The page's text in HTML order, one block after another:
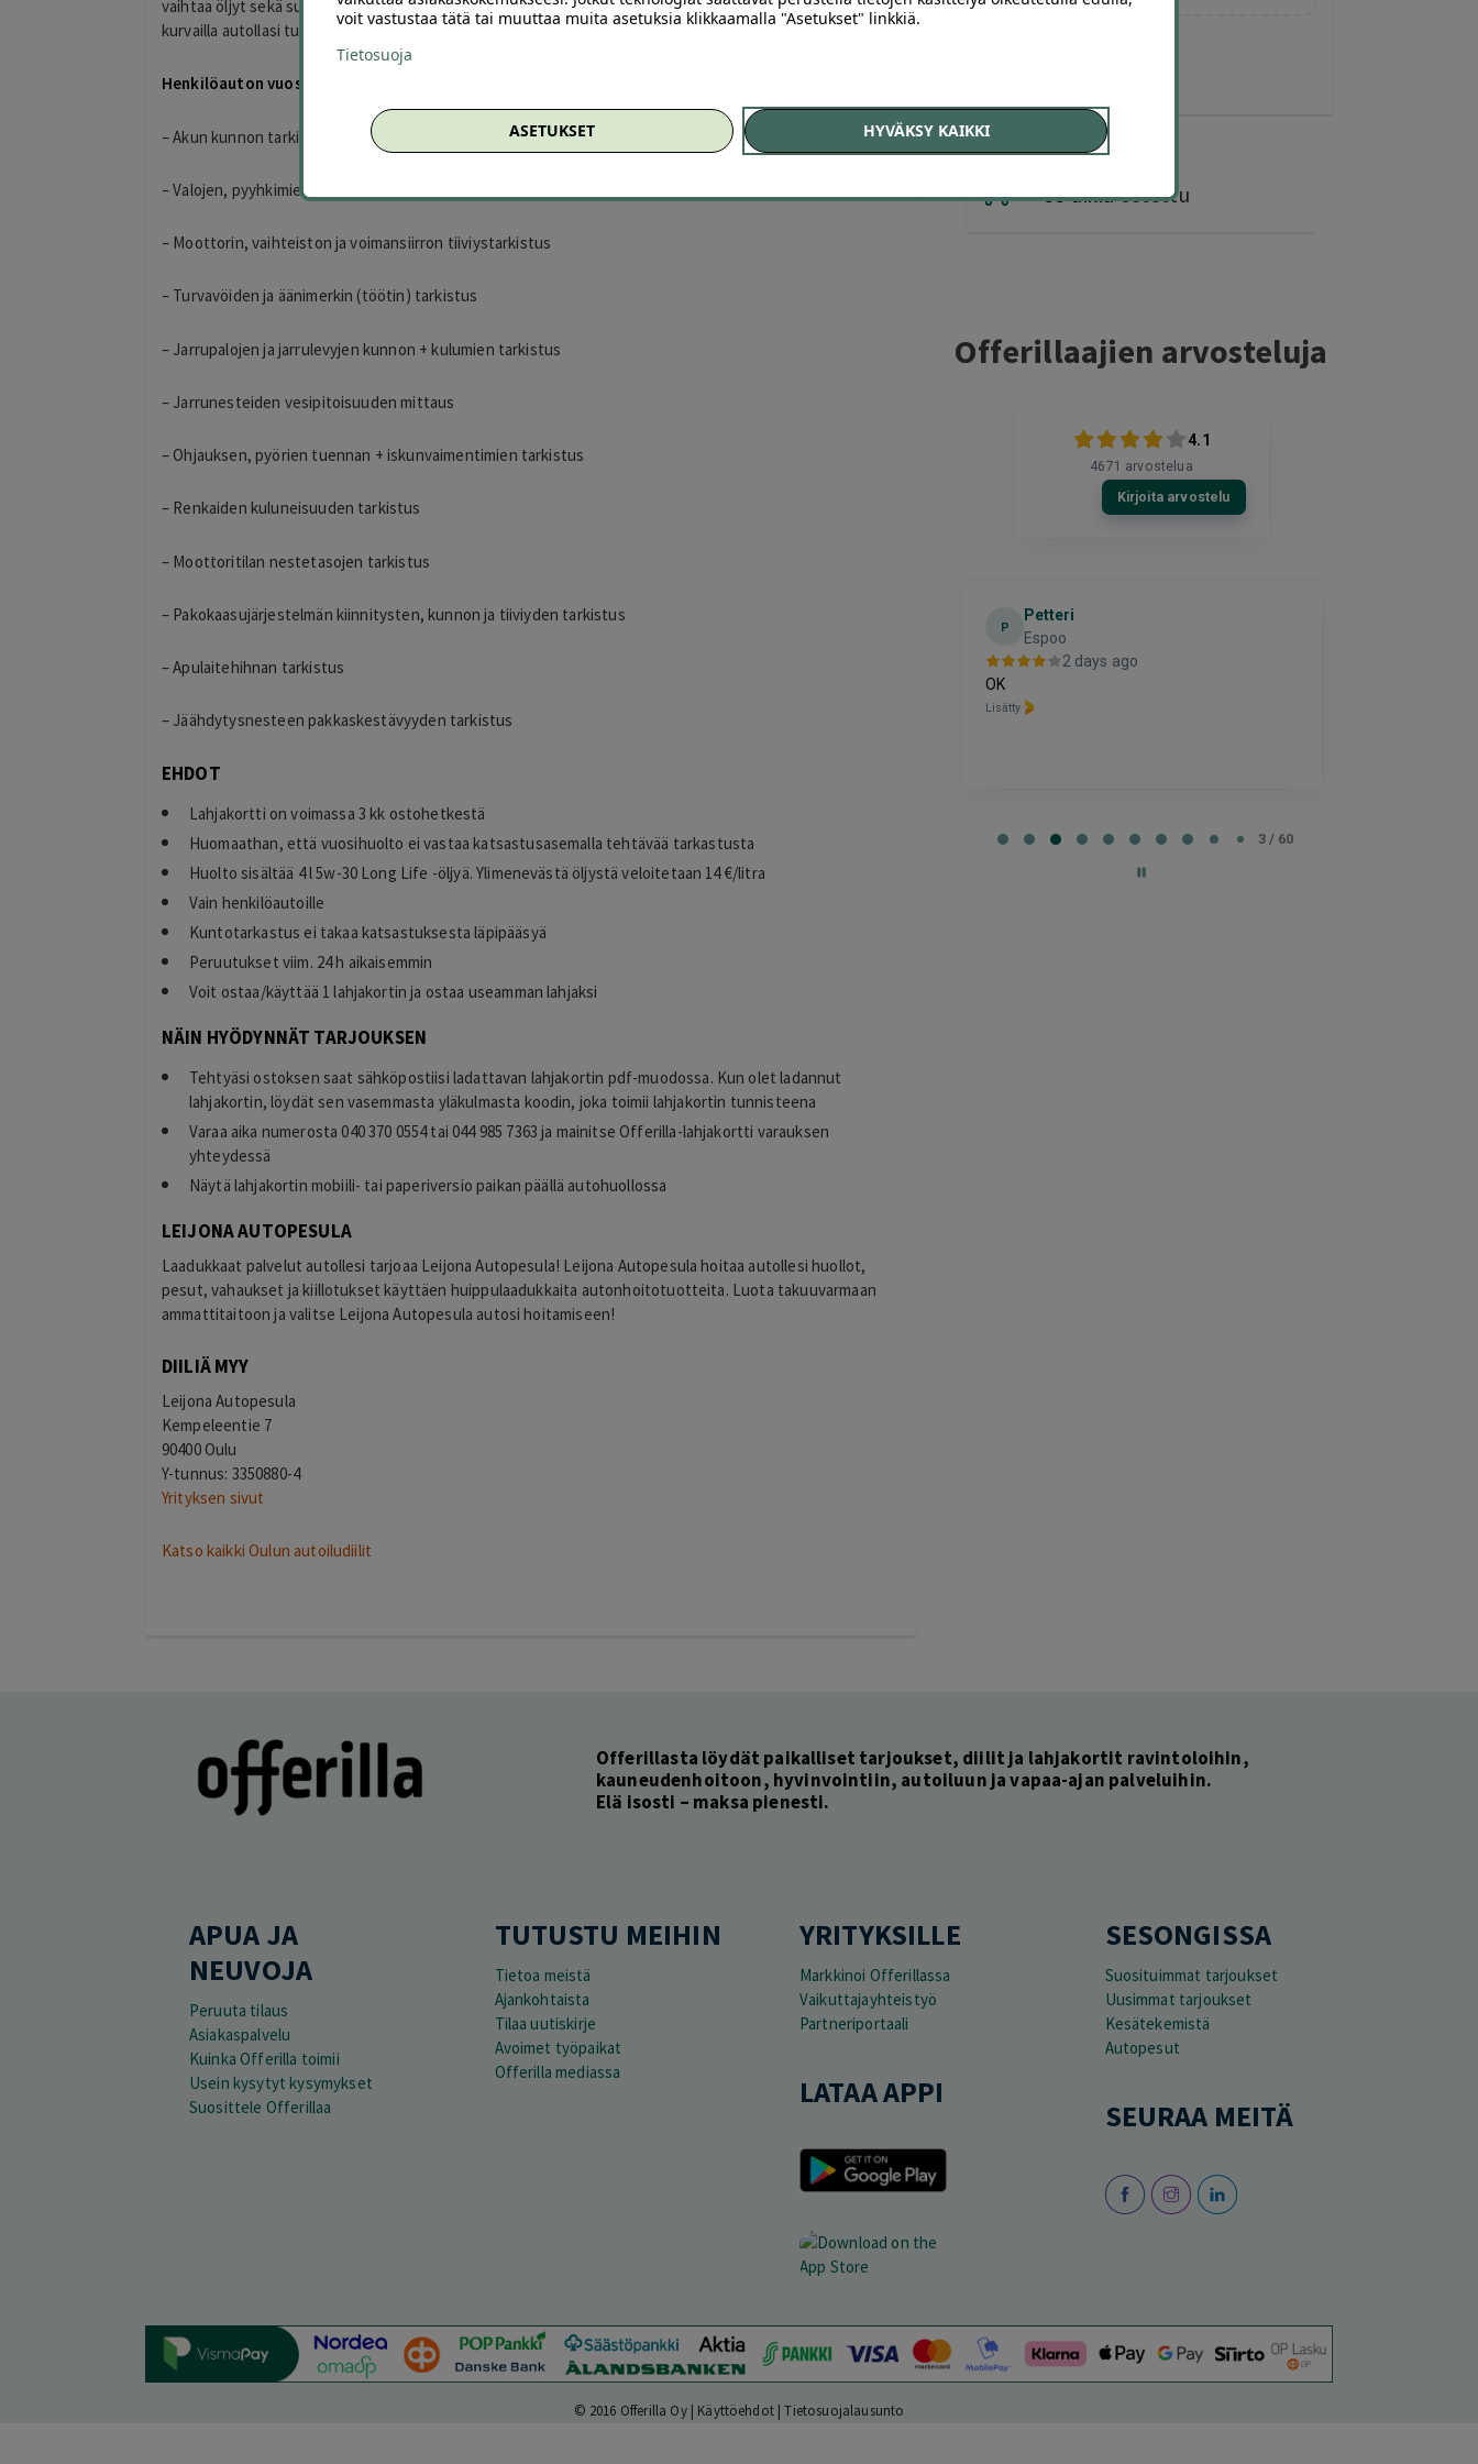
vaihtaa öljyt sekä suodattimen sekä tekee kuntotarkastuksen. Huoltotoimenpiteiden jälkeen voit
kurvailla autollasi turvallisin mielin.
Henkilöauton vuosihuolto ja kuntotarkastus sisältävät:
– Akun kunnon tarkistus
– Valojen, pyyhkimien, lasinnostimien ja pesimien tarkistus
– Moottorin, vaihteiston ja voimansiirron tiiviystarkistus
– Turvavöiden ja äänimerkin (töötin) tarkistus
– Jarrupalojen ja jarrulevyjen kunnon + kulumien tarkistus
– Jarrunesteiden vesipitoisuuden mittaus
– Ohjauksen, pyörien tuennan + iskunvaimentimien tarkistus
– Renkaiden kuluneisuuden tarkistus
– Moottoritilan nestetasojen tarkistus
– Pakokaasujärjestelmän kiinnitysten, kunnon ja tiiviyden tarkistus
– Apulaitehihnan tarkistus
– Jäähdytysnesteen pakkaskestävyyden tarkistus
EHDOT
Lahjakortti on voimassa 3 kk ostohetkestä
Huomaathan, että vuosihuolto ei vastaa katsastusasemalla tehtävää tarkastusta
Huolto sisältää 4 l 5w-30 Long Life -öljyä. Ylimenevästä öljystä veloitetaan 14 €/litra
Vain henkilöautoille
Kuntotarkastus ei takaa katsastuksesta läpipääsyä
Peruutukset viim. 24 h aikaisemmin
Voit ostaa/käyttää 1 lahjakortin ja ostaa useamman lahjaksi
NÄIN HYÖDYNNÄT TARJOUKSEN
Tehtyäsi ostoksen saat sähköpostiisi ladattavan lahjakortin pdf-muodossa. Kun olet ladannut
lahjakortin, löydät sen vasemmasta yläkulmasta koodin, joka toimii lahjakortin tunnisteena
Varaa aika numerosta 040 370 0554 tai 044 985 7363 ja mainitse Offerilla-lahjakortti varauksen
yhteydessä
Näytä lahjakortin mobiili- tai paperiversio paikan päällä autohuollossa
LEIJONA AUTOPESULA
Laadukkaat palvelut autollesi tarjoaa Leijona Autopesula! Leijona Autopesula hoitaa autollesi huollot,
pesut, vahaukset ja kiillotukset käyttäen huippulaadukkaita autonhoitotuotteita. Luota takuuvarmaan
ammattitaitoon ja valitse Leijona Autopesula autosi hoitamiseen!
DIILIÄ MYY
Leijona Autopesula
Kempeleentie 7
90400 Oulu
Y-tunnus: 3350880-4
Yrityksen sivut
Katso kaikki Oulun autoiludiilit
35 diiliäostettu
Offerillaajien arvosteluja
4.1
4671 arvostelua
Kirjoita arvostelu
EP
Eija Paukkuri
20 hours ago
käytetty.
K P
Petteri
Espoo
2 days ago
OK
Lisätty
3 / 60
Offerillasta löydät paikalliset tarjoukset, diilit ja lahjakortit ravintoloihin,
kauneudenhoitoon, hyvinvointiin, autoiluun ja vapaa-ajan palveluihin.
Elä isosti – maksa pienesti.
APUA JA
NEUVOJA
Peruuta tilaus
Asiakaspalvelu
Kuinka Offerilla toimii
Usein kysytyt kysymykset
Suosittele Offerillaa
TUTUSTU MEIHIN
Tietoa meistä
Ajankohtaista
Tilaa uutiskirje
Avoimet työpaikat
Offerilla mediassa
YRITYKSILLE
Markkinoi Offerillassa
Vaikuttajayhteistyö
Partneriportaali
LATAA APPI
SESONGISSA
Suosituimmat tarjoukset
Uusimmat tarjoukset
Kesätekemistä
Autopesut
SEURAA MEITÄ
© 2016 Offerilla Oy | Käyttöehdot|Tietosuojalausunto
voit vastustaa tätä tai muuttaa muita asetuksia klikkaamalla "Asetukset" linkkiä.
Tietosuoja
ASETUKSET HYVÄKSY KAIKKI